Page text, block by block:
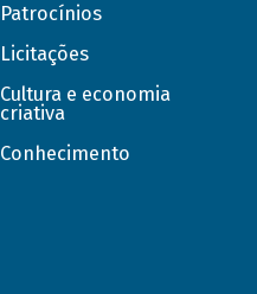
Patrocínios
Licitações
Cultura e economia
criativa
Conhecimento